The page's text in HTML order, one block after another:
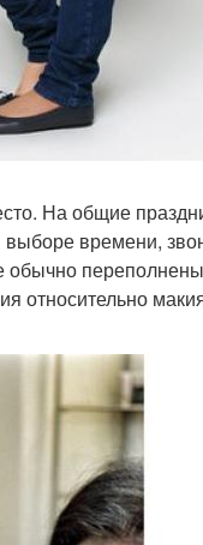
На общие
выборе времени,
относительно